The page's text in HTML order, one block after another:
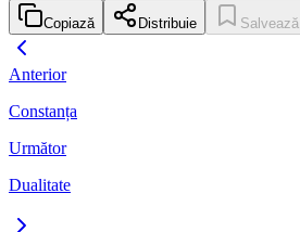
Copiază Distribuie Salvează
Anterior
Constanța
Următor
Dualitate